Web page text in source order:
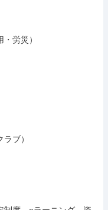
労災）
ブ）